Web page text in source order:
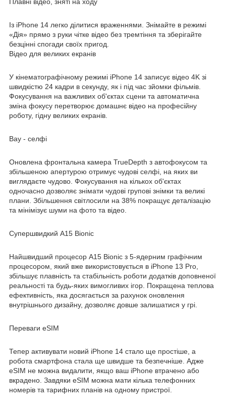
Із iPhone 14 легко ділитися враженнями. Знімайте в режимі
«Дія» прямо з руки чітке відео без тремтіння та зберігайте
безцінні спогади своїх пригод.
Відео для великих екранів
У кінематографічному режимі iPhone 14 записує відео 4K зі
швидкістю 24 кадри в секунду, як і під час зйомки фільмів.
Фокусування на важливих об'єктах сцени та автоматична
зміна фокусу перетворює домашнє відео на професійну
роботу, гідну великих екранів.
Вау - селфі
Оновлена фронтальна камера TrueDepth з автофокусом та
збільшеною апертурою отримує чудові селфі, на яких ви
виглядаєте чудово. Фокусування на кількох об'єктах
одночасно дозволяє знімати чудові групові знімки та великі
плани. Збільшення світлосили на 38% покращує деталізацію
та мінімізує шуми на фото та відео.
Супершвидкий A15 Bionic
Найшвидший процесор A15 Bionic з 5-ядерним графічним
процесором, який вже використовується в iPhone 13 Pro,
збільшує плавність та стабільність роботи додатків доповненої
реальності та будь-яких вимогливих ігор. Покращена теплова
ефективність, яка досягається за рахунок оновлення
внутрішнього дизайну, дозволяє довше залишатися у грі.
Переваги eSIM
Тепер активувати новий iPhone 14 стало ще простіше, а
робота смартфона стала ще швидше та безпечніше. Адже
eSIM не можна видалити, якщо ваш iPhone втрачено або
вкрадено. Завдяки eSIM можна мати кілька телефонних
номерів та тарифних планів на одному пристрої.